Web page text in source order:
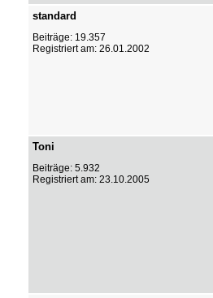
standard
Beiträge: 19.357
Registriert am: 26.01.2002
Toni
Beiträge: 5.932
Registriert am: 23.10.2005